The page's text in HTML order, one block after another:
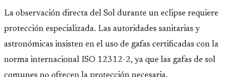
La observación directa del Sol durante un eclipse requiere
protección especializada. Las autoridades sanitarias y
astronómicas insisten en el uso de gafas certificadas con la
norma internacional ISO 12312-2, ya que las gafas de sol